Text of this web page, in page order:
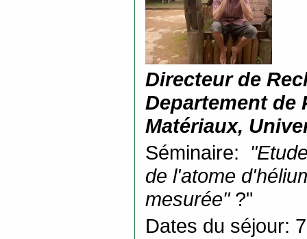
Directeur de
Departement de
Matériaux,
Séminaire:
de l'atome
mesurée"?"
Dates du séjour: